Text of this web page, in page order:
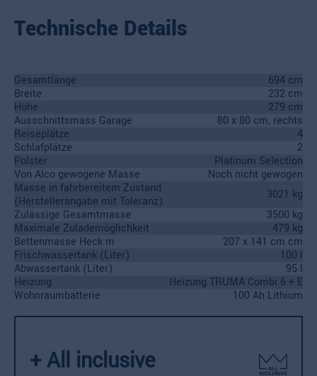
Technische Details
Gesamtlänge
694 cm
Breite
232 cm
Höhe
279 cm
Ausschnittsmass Garage
80 x 80 cm, rechts
Reiseplätze
4
Schlafplätze
2
Polster
Platinum Selection
Von Alco gewogene Masse
Noch nicht gewogen
Masse in fahrbereitem Zustand
(Herstellerangabe mit Toleranz)
3021 kg
Zulässige Gesamtmasse
3500 kg
Maximale Zulademöglichkeit
479 kg
Bettenmasse Heck m
207 x 141 cm cm
Frischwassertank (Liter)
100 l
Abwassertank (Liter)
95 l
Heizung
Heizung TRUMA Combi 6 + E
Wohnraumbatterie
100 Ah Lithium
+ All inclusive